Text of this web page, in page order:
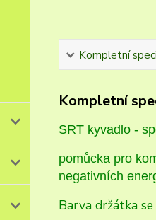
Kompletní
Kompletní
SRT kyvadlo -
pomůcka pro
negativních
Barva držátka